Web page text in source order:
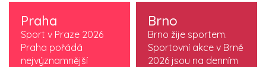
Praha
Sport v Praze 2026
Praha pořádá
nejvýznamnější
Brno
Brno žije sportem.
Sportovní akce v Brně
2026 jsou na denním